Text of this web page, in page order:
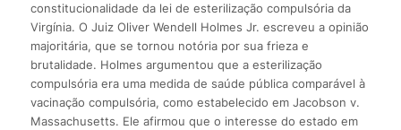
constitucionalidade da lei de esterilização compulsória da
Virgínia. O Juiz Oliver Wendell Holmes Jr. escreveu a opinião
majoritária, que se tornou notória por sua frieza e
brutalidade. Holmes argumentou que a esterilização
compulsória era uma medida de saúde pública comparável à
vacinação compulsória, como estabelecido em Jacobson v.
Massachusetts. Ele afirmou que o interesse do estado em